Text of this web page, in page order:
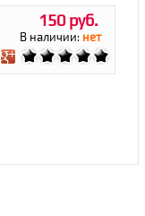
150 руб.
В наличии: нет